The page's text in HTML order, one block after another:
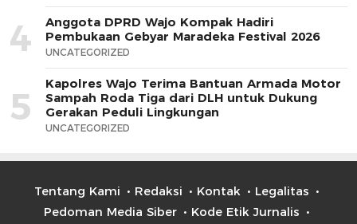
4
Anggota DPRD Wajo Kompak Hadiri
Pembukaan Gebyar Maradeka Festival 2026
UNCATEGORIZED
5
Kapolres Wajo Terima Bantuan Armada Motor
Sampah Roda Tiga dari DLH untuk Dukung
Gerakan Peduli Lingkungan
UNCATEGORIZED
Tentang Kami Redaksi Kontak
Legalitas
Pedoman Media Siber
Kode Etik Jurnalis